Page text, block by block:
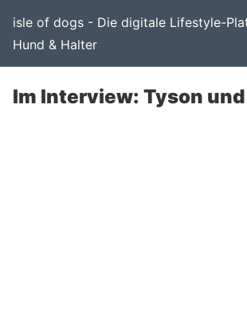
isle of dogs - Die digitale Lifestyle-
Hund & Halter
Im Interview: Tyson